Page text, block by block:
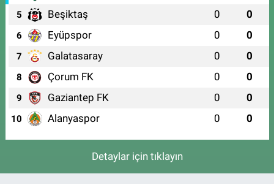
5 Beşiktaş 0 0
6 Eyüpspor 0 0
7 Galatasaray 0 0
8 Çorum FK 0 0
9 Gaziantep FK 0 0
10 Alanyaspor 0 0
Detaylar için tıklayın